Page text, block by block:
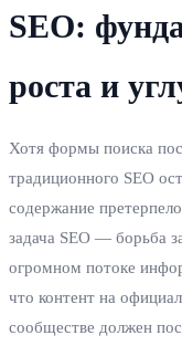
SEO:
роста и
Хотя формы поиска
традиционного SEO
содержание
задача SEO — борьба
огромном потоке
что контент на
сообществе должен